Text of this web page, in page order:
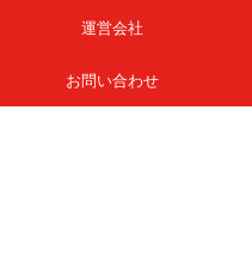
運営会社
お問い合わせ